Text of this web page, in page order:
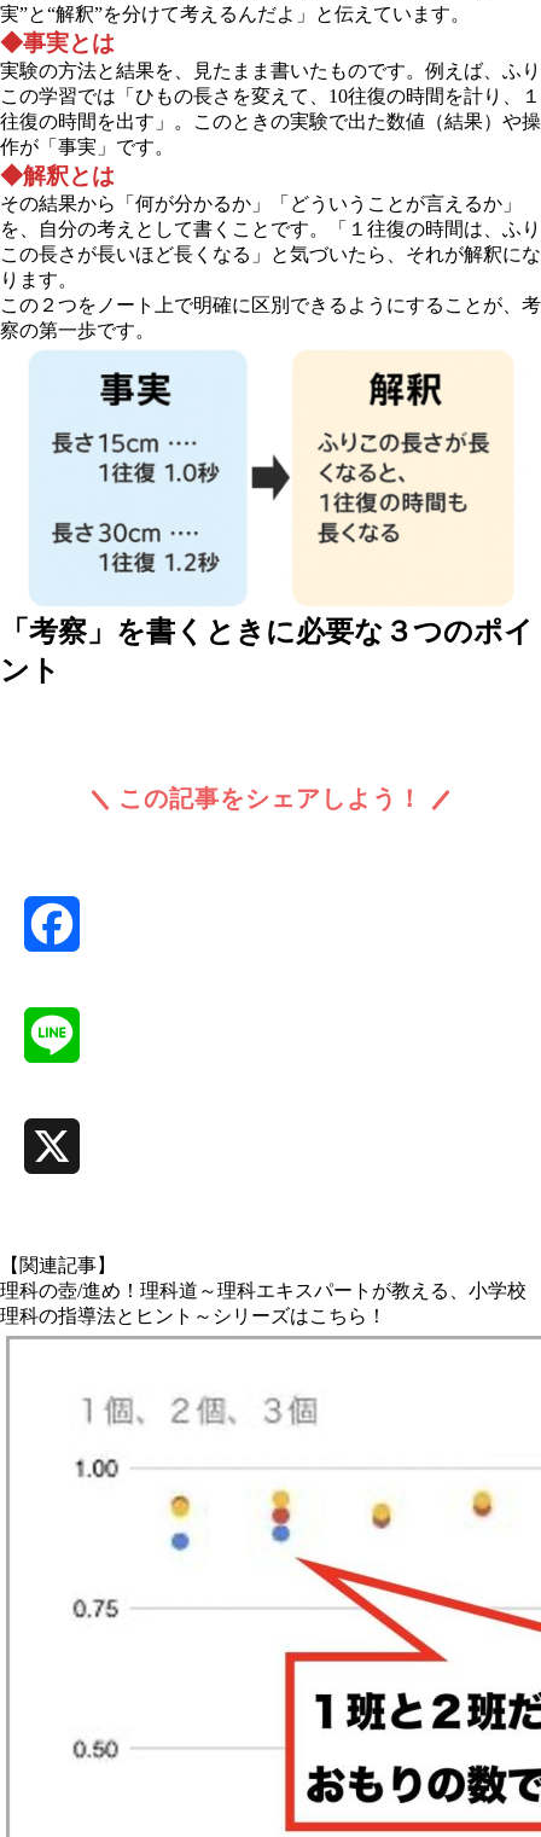
実”と“解釈”を分けて考えるんだよ」と伝えています。
◆事実とは
実験の方法と結果を、見たまま書いたものです。例えば、ふり
この学習では「ひもの長さを変えて、10往復の時間を計り、１
往復の時間を出す」。このときの実験で出た数値（結果）や操
作が「事実」です。
◆解釈とは
その結果から「何が分かるか」「どういうことが言えるか」
を、自分の考えとして書くことです。「１往復の時間は、ふり
この長さが長いほど長くなる」と気づいたら、それが解釈にな
ります。
この２つをノート上で明確に区別できるようにすることが、考
察の第一歩です。
「考察」を書くときに必要な３つのポイ
ント
この記事をシェアしよう！
【関連記事】
理科の壺/進め！理科道～理科エキスパートが教える、小学校
理科の指導法とヒント～シリーズはこちら！